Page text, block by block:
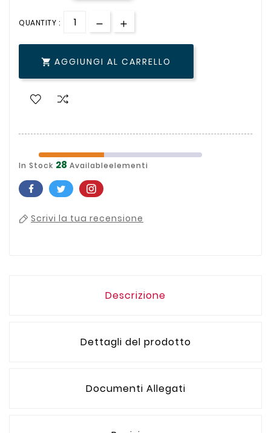
QUANTITY :
 AGGIUNGI AL CARRELLO
In Stock 28 Availableelementi
Scrivi la tua recensione
Descrizione
Dettagli del prodotto
Documenti Allegati